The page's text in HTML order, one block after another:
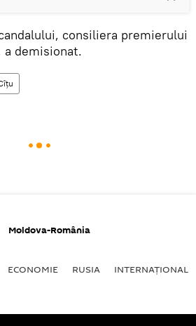
consiliera premierului
a demisionat.
Moldova-România
ECONOMIE RUSIA INTERNAŢIONAL